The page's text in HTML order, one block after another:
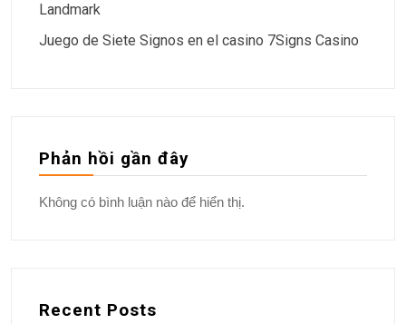
Landmark
Juego de Siete Signos en el casino 7Signs Casino
Phản hồi gần đây
Không có bình luận nào để hiển thị.
Recent Posts